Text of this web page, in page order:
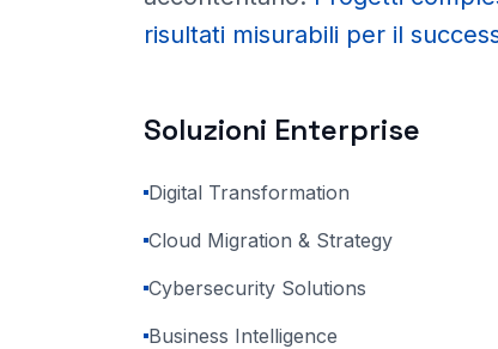
risultati misurabili per il
Soluzioni Enterprise
Digital Transformation
Cloud Migration & Strategy
Cybersecurity Solutions
Business Intelligence